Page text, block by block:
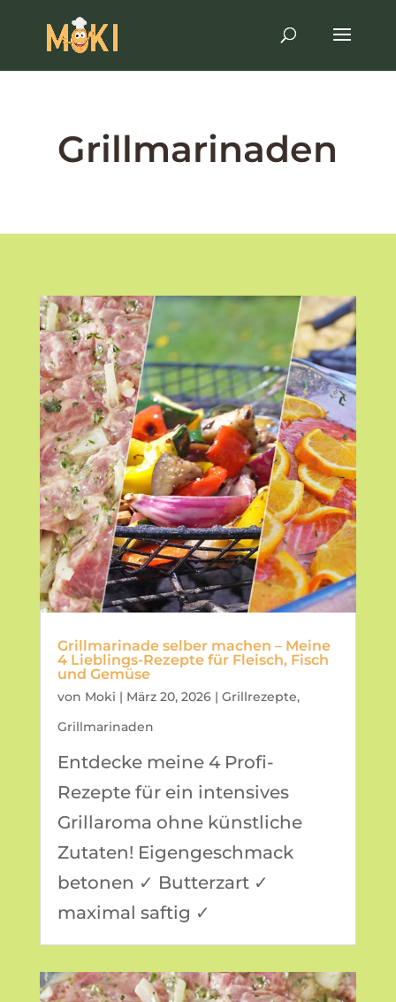
Grillmarinaden
Grillmarinade selber machen – Meine
4 Lieblings-Rezepte für Fleisch, Fisch
und Gemüse
von Moki | März 20, 2026| Grillrezepte,
Grillmarinaden
Entdecke meine 4 Profi-
Rezepte für ein intensives
Grillaroma ohne künstliche
Zutaten! Eigengeschmack
betonen ✓ Butterzart ✓
maximal saftig ✓